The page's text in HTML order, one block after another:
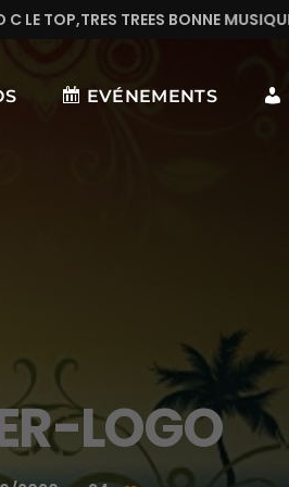
MUSIQUE EN CONTINUE
EVÉNEMENTS
LOGO